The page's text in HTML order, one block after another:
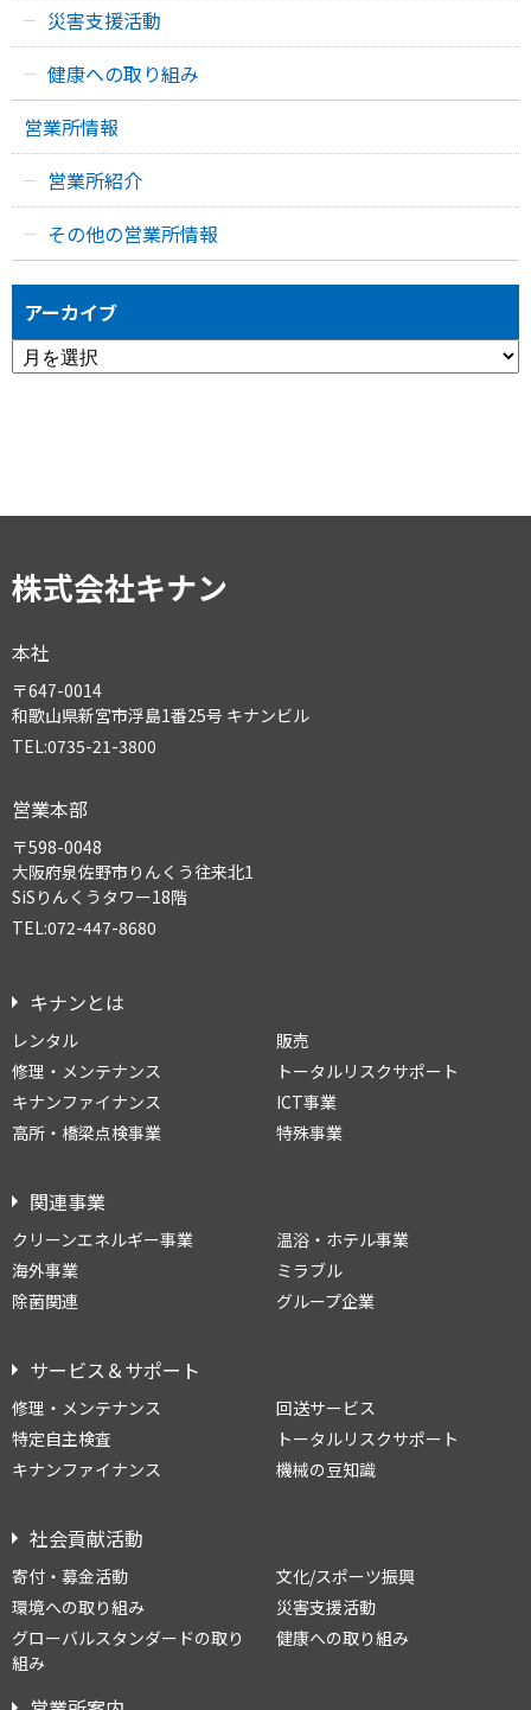
災害支援活動
健康への取り組み
営業所情報
営業所紹介
その他の営業所情報
アーカイブ
ア
ー
株式会社キナン
本社
〒647-0014
和歌山県新宮市浮島1番25号 キナンビル
TEL:0735-21-3800
営業本部
〒598-0048
大阪府泉佐野市りんくう往来北1
SiSりんくうタワー18階
TEL:072-447-8680
キナンとは
レンタル
販売
修理・メンテナンス
トータルリスクサポート
キナンファイナンス
ICT事業
高所・橋梁点検事業
特殊事業
関連事業
クリーンエネルギー事業
温浴・ホテル事業
海外事業
ミラブル
除菌関連
グループ企業
サービス＆サポート
修理・メンテナンス
回送サービス
特定自主検査
トータルリスクサポート
キナンファイナンス
機械の豆知識
社会貢献活動
寄付・募金活動
文化/スポーツ振興
環境への取り組み
災害支援活動
グローバルスタンダードの取り
組み
健康への取り組み